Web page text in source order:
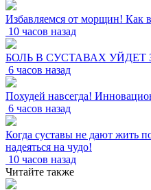
Избавляемся от морщин! Как
10 часов назад
БОЛЬ В СУСТАВАХ УЙДЕТ
6 часов назад
Похудей навсегда!
6 часов назад
Когда суставы не дают жить
надеяться на чудо!
10 часов назад
Читайте также